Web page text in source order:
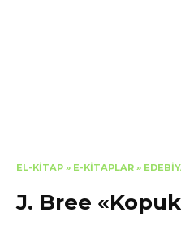
EL-KITAP » E-KITAPLAR »
J. Bree